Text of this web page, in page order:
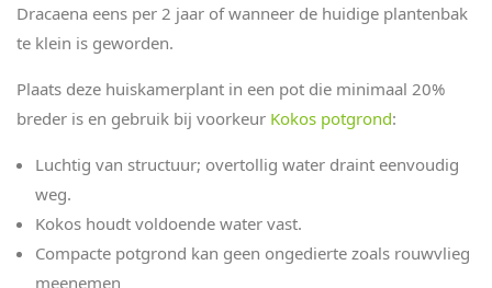
Dracaena eens per 2 jaar of wanneer de huidige plantenbak
te klein is geworden.
Plaats deze huiskamerplant in een pot die minimaal 20%
breder is en gebruik bij voorkeur Kokos potgrond:
Luchtig van structuur; overtollig water draint eenvoudig
weg.
Kokos houdt voldoende water vast.
Compacte potgrond kan geen ongedierte zoals rouwvlieg
meenemen